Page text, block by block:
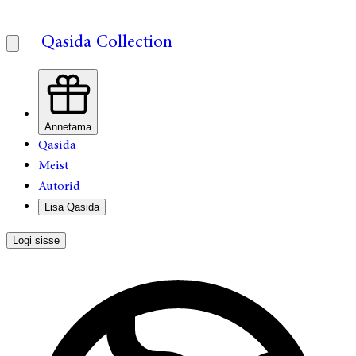
Qasida Collection
Annetama
Qasida
Meist
Autorid
Lisa Qasida
Logi sisse